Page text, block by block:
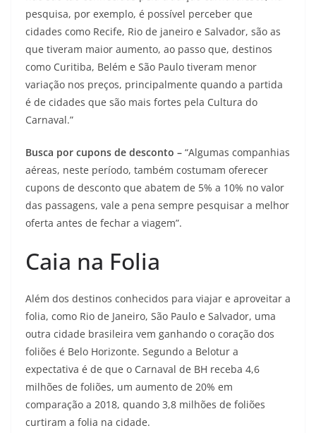
pesquisa, por exemplo, é possível perceber que
cidades como Recife, Rio de janeiro e Salvador, são as
que tiveram maior aumento, ao passo que, destinos
como Curitiba, Belém e São Paulo tiveram menor
variação nos preços, principalmente quando a partida
é de cidades que são mais fortes pela Cultura do
Carnaval.”
Busca por cupons de desconto – “Algumas companhias
aéreas, neste período, também costumam oferecer
cupons de desconto que abatem de 5% a 10% no valor
das passagens, vale a pena sempre pesquisar a melhor
oferta antes de fechar a viagem”.
Caia na Folia
Além dos destinos conhecidos para viajar e aproveitar a
folia, como Rio de Janeiro, São Paulo e Salvador, uma
outra cidade brasileira vem ganhando o coração dos
foliões é Belo Horizonte. Segundo a Belotur a
expectativa é de que o Carnaval de BH receba 4,6
milhões de foliões, um aumento de 20% em
comparação a 2018, quando 3,8 milhões de foliões
curtiram a folia na cidade.